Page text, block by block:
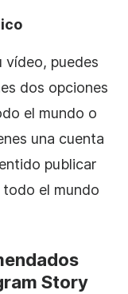
vídeo, puedes
dos opciones
el mundo o
una cuenta
publicar
todo el mundo
Story